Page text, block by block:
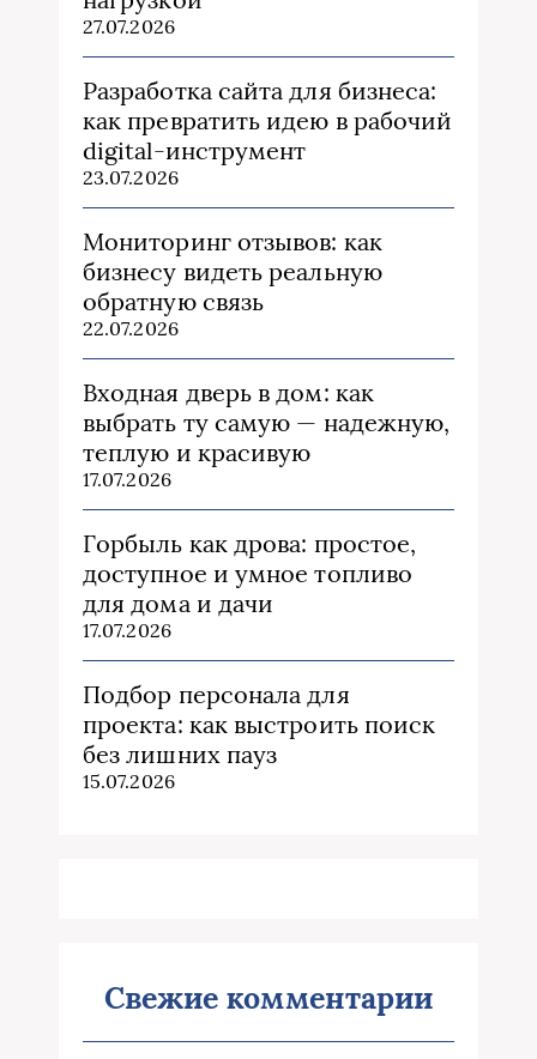
27.07.2026
Разработка сайта для бизнеса:
как превратить идею в рабочий
digital-инструмент
23.07.2026
Мониторинг отзывов: как
бизнесу видеть реальную
обратную связь
22.07.2026
Входная дверь в дом: как
выбрать ту самую — надежную,
теплую и красивую
17.07.2026
Горбыль как дрова: простое,
доступное и умное топливо
для дома и дачи
17.07.2026
Подбор персонала для
проекта: как выстроить поиск
без лишних пауз
15.07.2026
Свежие комментарии